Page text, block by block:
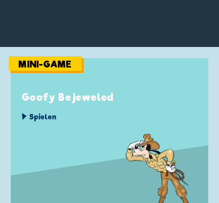
MINI-GAME
Goofy Bejeweled
Spielen